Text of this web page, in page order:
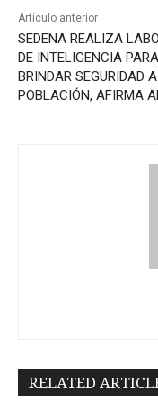
Artículo anterior
SEDENA REALIZA
DE INTELIGENCIA PARA
BRINDAR SEGURIDAD
POBLACIÓN, AFIRMA
RELATED